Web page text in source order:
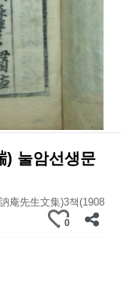
) 눌암선생문
庵先生文集)3책(1908
0